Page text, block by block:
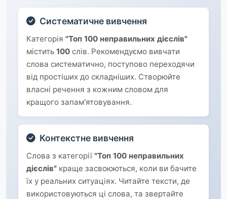
Систематичне вивчення
Категорія "Топ 100 неправильних дієслів"
містить 100 слів. Рекомендуємо вивчати
слова систематично, поступово переходячи
від простіших до складніших. Створюйте
власні речення з кожним словом для
кращого запам'ятовування.
Контекстне вивчення
Слова з категорії "Топ 100 неправильних
дієслів" краще засвоюються, коли ви бачите
їх у реальних ситуаціях. Читайте тексти, де
використовуються ці слова, та звертайте